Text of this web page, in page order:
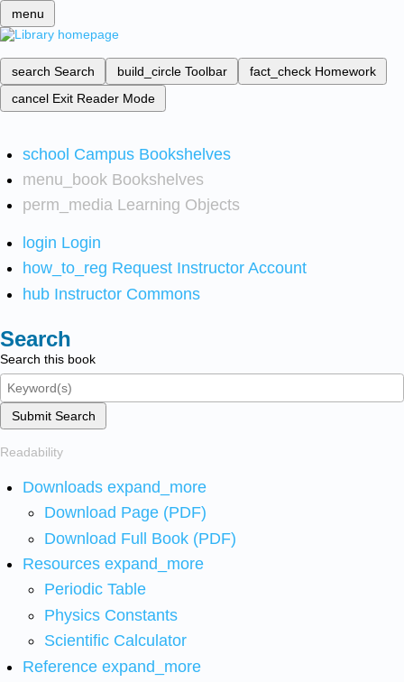
menu
search Search build_circle Toolbar fact_check Homework
cancel Exit Reader Mode
school Campus Bookshelves
menu_book Bookshelves
perm_media Learning Objects
login Login
how_to_reg Request Instructor Account
hub Instructor Commons
Search
Search this book
Submit Search
Readability
Downloads expand_more
Download Page (PDF)
Download Full Book (PDF)
Resources expand_more
Periodic Table
Physics Constants
Scientific Calculator
Reference expand_more